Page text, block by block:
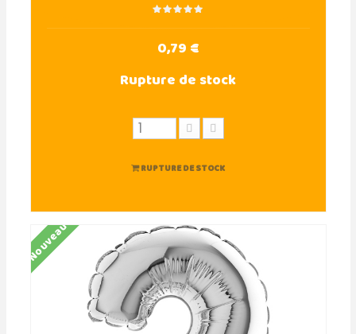
0,79 €
Rupture de stock
RUPTURE DE STOCK
Nouveau